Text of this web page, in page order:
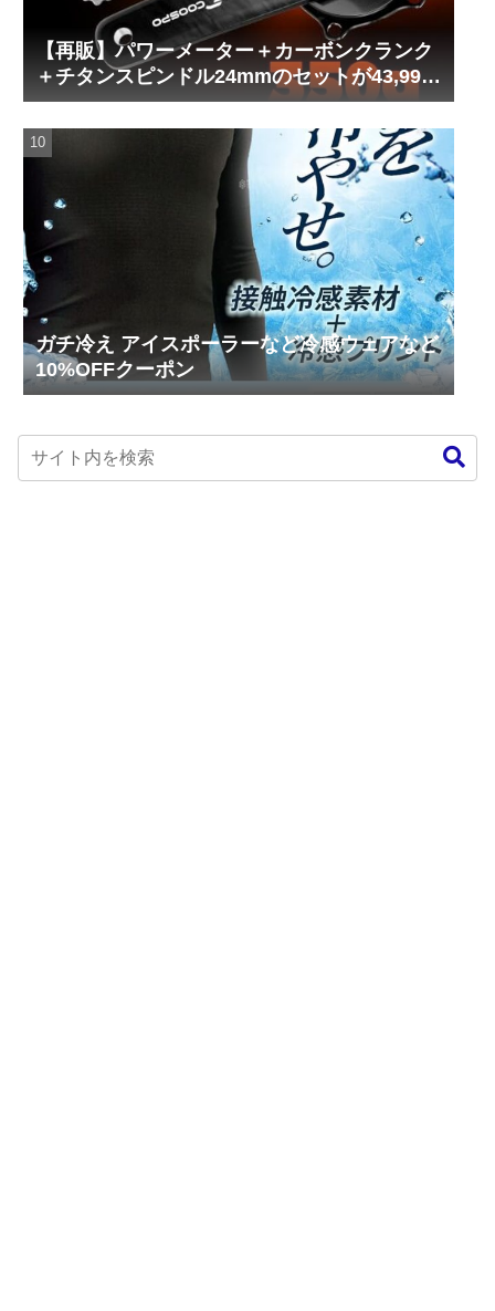
【再販】パワーメーター＋カーボンクランク
＋チタンスピンドル24mmのセットが43,999
円！
ガチ冷え アイスポーラーなど冷感ウェアなど
10%OFFクーポン